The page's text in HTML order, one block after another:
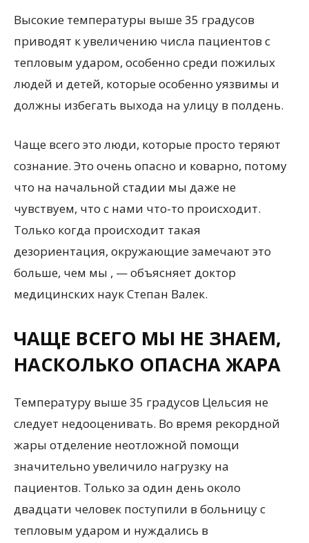
Высокие температуры выше 35 градусов
приводят к увеличению числа пациентов с
тепловым ударом, особенно среди пожилых
людей и детей, которые особенно уязвимы и
должны избегать выхода на улицу в полдень.
Чаще всего это люди, которые просто теряют
сознание. Это очень опасно и коварно, потому
что на начальной стадии мы даже не
чувствуем, что с нами что-то происходит.
Только когда происходит такая
дезориентация, окружающие замечают это
больше, чем мы , — объясняет доктор
медицинских наук Степан Валек.
ЧАЩЕ ВСЕГО МЫ НЕ ЗНАЕМ,
НАСКОЛЬКО ОПАСНА ЖАРА
Температуру выше 35 градусов Цельсия не
следует недооценивать. Во время рекордной
жары отделение неотложной помощи
значительно увеличило нагрузку на
пациентов. Только за один день около
двадцати человек поступили в больницу с
тепловым ударом и нуждались в